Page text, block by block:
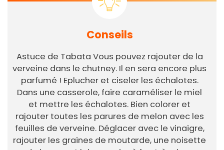
Conseils
Astuce de Tabata Vous pouvez rajouter de la
verveine dans le chutney. Il en sera encore plus
parfumé ! Eplucher et ciseler les échalotes.
Dans une casserole, faire caraméliser le miel
et mettre les échalotes. Bien colorer et
rajouter toutes les parures de melon avec les
feuilles de verveine. Déglacer avec le vinaigre,
rajouter les graines de moutarde, une noisette